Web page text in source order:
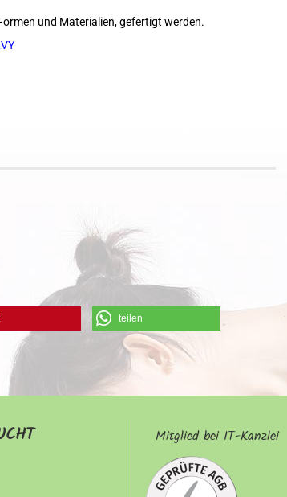
und Materialien, gefertigt werden.
teilen
Mitglied bei IT-Kanzlei